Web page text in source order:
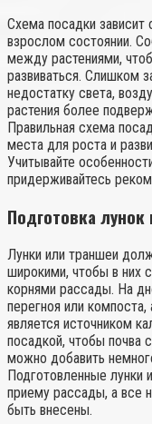
Схема посадки зависит
взрослом состоянии.
между растениями,
развиваться. Слишком
недостатку света,
растения более
Правильная схема
места для роста и
Учитывайте
придерживайтесь
Подготовка
Лунки или траншеи
широкими, чтобы в них
корнями рассады. На
перегноя или
является источником
посадкой, чтобы почва
можно добавить
Подготовленные
приему рассады, а все
быть внесены.